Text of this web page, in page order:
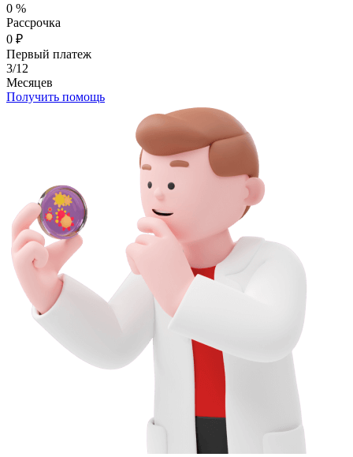
0 %
Рассрочка
0 ₽
Первый платеж
3/12
Месяцев
Получить помощь